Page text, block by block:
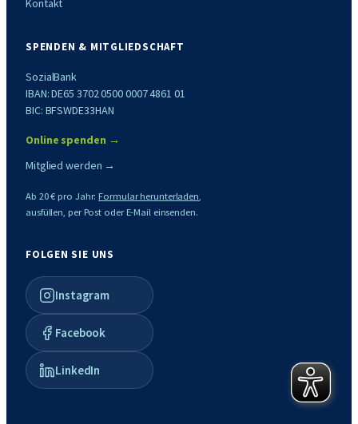
Kontakt
SPENDEN & MITGLIEDSCHAFT
SozialBank
IBAN: DE65 3702 0500 0007 4861 01
BIC: BFSWDE33HAN
Online spenden →
Mitglied werden →
Ab 20 € pro Jahr: Formular herunterladen,
ausfüllen, per Post oder E-Mail einsenden.
FOLGEN SIE UNS
Instagram
Facebook
LinkedIn